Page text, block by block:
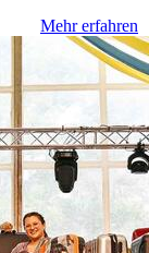
Mehr erfahren